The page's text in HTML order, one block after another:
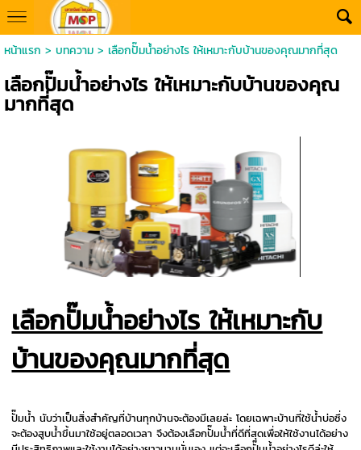
หน้าแรก > บทความ> เลือกปั๊มน้ำอย่างไร ให้เหมาะกับบ้านของคุณมากที่สุด
เลือกปั๊มน้ำอย่างไร ให้เหมาะกับบ้านของคุณ
มากที่สุด
เลือกปั๊มน้ำอย่างไร ให้เหมาะกับ
บ้านของคุณมากที่สุด
ปั๊มน้ำ นับว่าเป็นสิ่งสำคัญที่บ้านทุกบ้านจะต้องมีเลยล่ะ โดยเฉพาะบ้านที่ใช้น้ำบ่อซึ่ง
จะต้องสูบน้ำขึ้นมาใช้อยู่ตลอดเวลา จึงต้องเลือกปั๊มน้ำที่ดีที่สุดเพื่อให้ใช้งานได้อย่าง